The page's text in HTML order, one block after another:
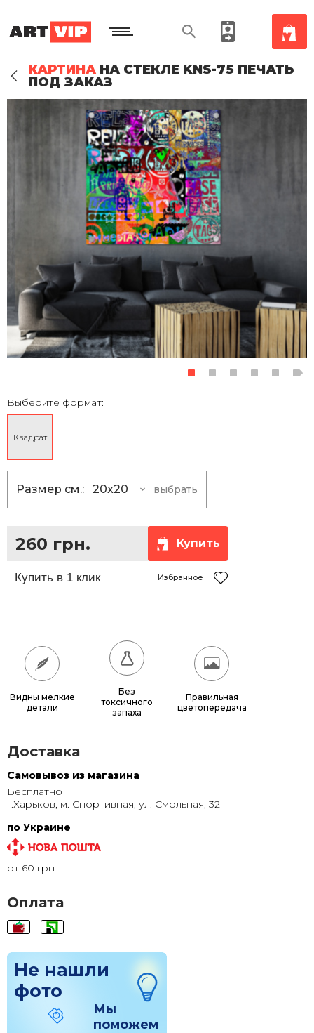
КАРТИНА НА СТЕКЛЕ KNS-75 ПЕЧАТЬ
ПОД ЗАКАЗ
Выберите формат:
Квадрат
Размер см.: 20x20 выбрать
20x20 260 грн.
370 грн.
510 грн.
690 грн.
80x80 1 440 грн.
90x90 1 760 грн.
100x100
260 грн. Купить
Избранное
Видны мелкие
детали
Без
токсичного
запаха
Правильная
цветопередача
Доставка
Самовывоз из магазина
Бесплатно
г.Харьков, м. Спортивная, ул. Смольная, 32
по Украине
от 60 грн
Оплата
Не нашли
фото
Мы
поможем